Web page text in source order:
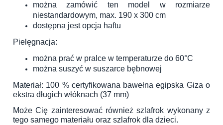
można zamówić ten model w rozmiarze
niestandardowym, max. 190 x 300 cm
dostępna jest opcja haftu
Pielęgnacja:
można prać w pralce w temperaturze do 60°C
można suszyć w suszarce bębnowej
Materiał: 100 % certyfikowana bawełna egipska Giza o
ekstra długich włóknach (37 mm)
Może Cię zainteresować równieższlafrok wykonany z
tego samego materiału oraz szlafrok dla dzieci.